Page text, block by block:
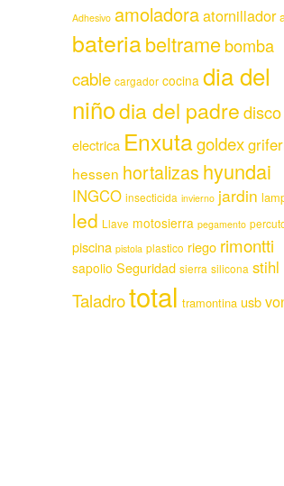
Adhesivo amoladoraatornillador
bateriabeltramebomba
cable cargador cocina dia del
niñodia del padredisco
electrica Enxutagoldex
hessen hortalizas hyundai
INGCO insecticida invierno jardin
led Llave motosierra pegamento
piscina pistola plastico riego rimontti
sapolio Seguridad sierra silicona stihl
Taladrototal tramontina usb